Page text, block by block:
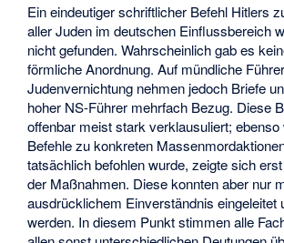
Ein eindeutiger schriftlicher Befehl Hitlers
aller Juden im deutschen Einflussbereich
nicht gefunden. Wahrscheinlich gab es
förmliche Anordnung. Auf mündliche
Judenvernichtung nehmen jedoch Briefe
hoher NS-Führer mehrfach Bezug. Diese
offenbar meist stark verklausuliert;
Befehle zu konkreten
tatsächlich befohlen wurde, zeigte sich
der Maßnahmen. Diese konnten aber nur
ausdrücklichem Einverständnis eingeleitet
werden. In diesem Punkt stimmen alle